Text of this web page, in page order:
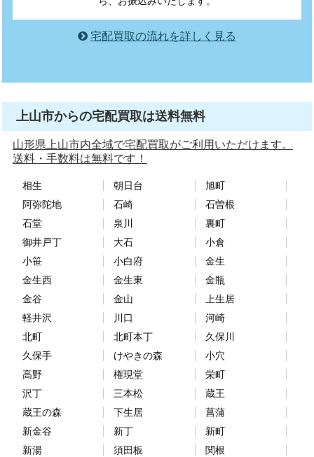
宅配買取の流れを詳しく見る
上山市からの宅配買取は送料無料
山形県上山市内全域で宅配買取がご利用いただけます。
送料・手数料は無料です！
相生 朝日台
旭町
阿弥陀地
石崎
石曽根
石堂
泉川
裏町
御井戸丁
大石
小倉
小笹
小白府
金生
金生西
金生東
金瓶
金谷
金山
上生居
軽井沢
川口
河崎
北町
北町本丁
久保川
久保手
けやきの森
小穴
高野
権現堂
栄町
沢丁
三本松
蔵王
蔵王の森
下生居
菖蒲
新金谷
新丁
新町
新湯
須田板
関根